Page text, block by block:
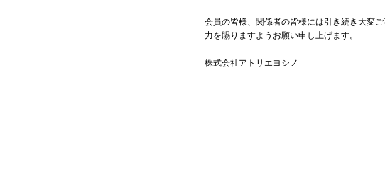
会員の皆様、関係者の皆様には引き続き大変
力を賜りますようお願い申し上げます。
株式会社アトリエヨシノ